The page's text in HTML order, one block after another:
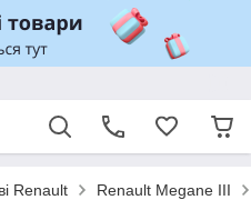
Renault Renault Megane III